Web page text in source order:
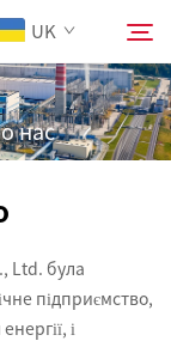
UK
нас
Ltd. була
підприємство,
і